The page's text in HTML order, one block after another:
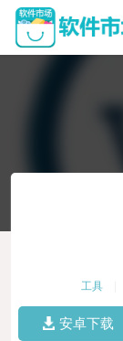
工具
安卓下载